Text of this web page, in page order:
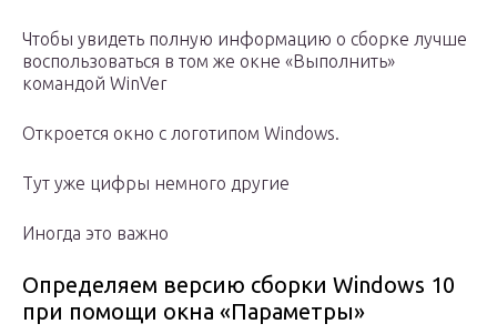
Чтобы увидеть полную информацию о сборке лучше
воспользоваться в том же окне «Выполнить»
командой WinVer
Откроется окно с логотипом Windows.
Тут уже цифры немного другие
Иногда это важно
Определяем версию сборки Windows 10
при помощи окна «Параметры»